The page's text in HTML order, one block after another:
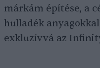
márkám építése, a
hulladék
exkluzívvá az